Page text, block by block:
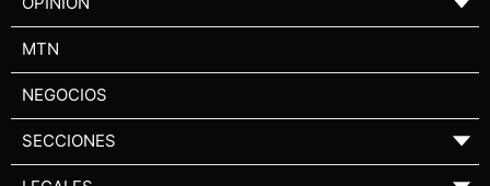
MTN
NEGOCIOS
SECCIONES ▼